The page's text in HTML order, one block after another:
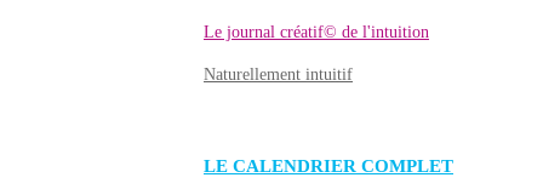
Le journal créatif© de l'intuition
Naturellement intuitif
LE CALENDRIER COMPLET